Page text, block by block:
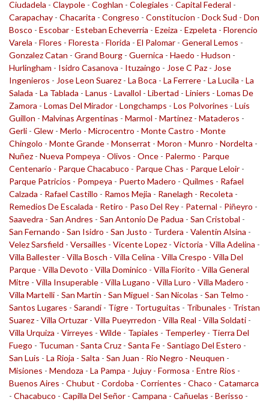
Ciudadela - Claypole - Coghlan - Colegiales - Capital Federal -
Carapachay - Chacarita - Congreso - Constitucion - Dock Sud - Don
Bosco - Escobar - Esteban Echeverria - Ezeiza - Ezpeleta - Florencio
Varela - Flores - Floresta - Florida - El Palomar - General Lemos -
Gonzalez Catan - Grand Bourg - Guernica - Haedo - Hudson -
Hurlingham - Isidro Casanova - Ituzaingo - Jose C Paz - Jose
Ingenieros - Jose Leon Suarez - La Boca - La Ferrere - La Lucila - La
Salada - La Tablada - Lanus - Lavallol - Libertad - Liniers - Lomas De
Zamora - Lomas Del Mirador - Longchamps - Los Polvorines - Luis
Guillon - Malvinas Argentinas - Marmol - Martinez - Mataderos -
Gerli - Glew - Merlo - Microcentro - Monte Castro - Monte
Chingolo - Monte Grande - Monserrat - Moron - Munro - Nordelta -
Nuñez - Nueva Pompeya - Olivos - Once - Palermo - Parque
Centenario - Parque Chacabuco - Parque Chas - Parque Leloir -
Parque Patricios - Pompeya - Puerto Madero - Quilmes - Rafael
Calzada - Rafael Castillo - Ramos Mejia - Ranelagh - Recoleta -
Remedios De Escalada - Retiro - Paso Del Rey - Paternal - Piñeyro -
Saavedra - San Andres - San Antonio De Padua - San Cristobal -
San Fernando - San Isidro - San Justo - Turdera - Valentin Alsina -
Velez Sarsfield - Versailles - Vicente Lopez - Victoria - Villa Adelina -
Villa Ballester - Villa Bosch - Villa Celina - Villa Crespo - Villa Del
Parque - Villa Devoto - Villa Dominico - Villa Fiorito - Villa General
Mitre - Villa Insuperable - Villa Lugano - Villa Luro - Villa Madero -
Villa Martelli - San Martin - San Miguel - San Nicolas - San Telmo -
Santos Lugares - Sarandi - Tigre - Tortuguitas - Tribunales - Tristan
Suarez - Villa Ortuzar - Villa Pueyrredon - Villa Real - Villa Soldati -
Villa Urquiza - Virreyes - Wilde - Tapiales - Temperley - Tierra Del
Fuego - Tucuman - Santa Cruz - Santa Fe - Santiago Del Estero -
San Luis - La Rioja - Salta - San Juan - Rio Negro - Neuquen -
Misiones - Mendoza - La Pampa - Jujuy - Formosa - Entre Rios -
Buenos Aires - Chubut - Cordoba - Corrientes - Chaco - Catamarca
- Chacabuco - Capilla Del Señor - Campana - Cañuelas - Berisso -